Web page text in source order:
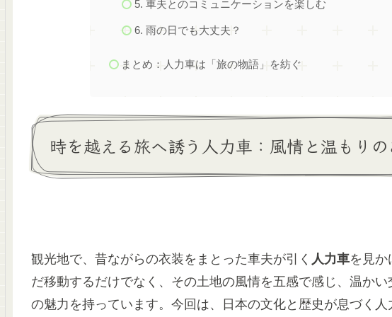
5. 車夫とのコミュニケーションを楽しむ
6. 雨の日でも大丈夫？
まとめ：人力車は「旅の物語」を紡ぐ
時を越える旅へ誘う人力車：風情と温もり
観光地で、昔ながらの衣装をまとった車夫が引く 人力車を見か
だ移動するだけでなく、その土地の風情を五感で感じ、温か
の魅力を持っています。今回は、日本の文化と歴史が息づく